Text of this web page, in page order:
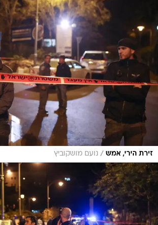
זירת הירי, אמש / נועם מושקוביץ